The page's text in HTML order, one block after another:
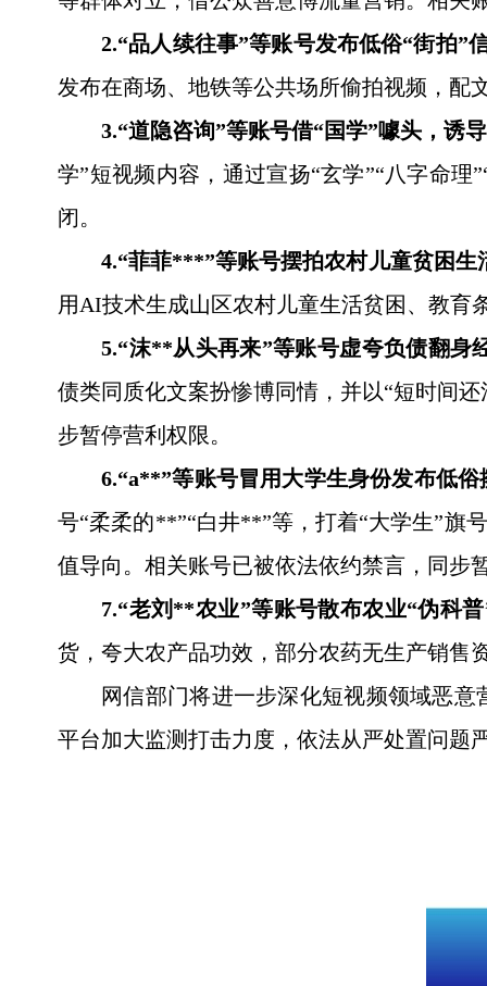
2.“品人续往事”等账号发布低俗“街拍”
发布在商场、地铁等公共场所偷拍视频，配
3.“道隐咨询”等账号借“国学”噱头，诱
学”短视频内容，通过宣扬“玄学”“八字命
闭。
4.“菲菲***”等账号摆拍农村儿童贫困生
用AI技术生成山区农村儿童生活贫困、教育
5.“沫**从头再来”等账号虚夸负债翻身
债类同质化文案扮惨博同情，并以“短时间
步暂停营利权限。
6.“a**”等账号冒用大学生身份发布低
号“柔柔的**”“白井**”等，打着“大学生”旗
值导向。相关账号已被依法依约禁言，同步
7.“老刘**农业”等账号散布农业“伪科
货，夸大农产品功效，部分农药无生产销售
网信部门将进一步深化短视频领域恶
平台加大监测打击力度，依法从严处置问题